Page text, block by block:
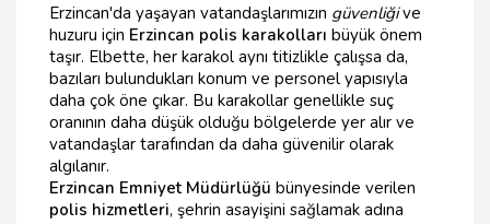
Erzincan'da yaşayan vatandaşlarımızın güvenliğive
huzuru için Erzincan polis karakolları büyük önem
taşır. Elbette, her karakol aynı titizlikle çalışsa da,
bazıları bulundukları konum ve personel yapısıyla
daha çok öne çıkar. Bu karakollar genellikle suç
oranının daha düşük olduğu bölgelerde yer alır ve
vatandaşlar tarafından da daha güvenilir olarak
algılanır.
Erzincan Emniyet Müdürlüğü bünyesinde verilen
polis hizmetleri, şehrin asayişini sağlamak adına